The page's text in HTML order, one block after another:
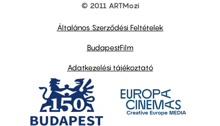
© 2011 ARTMozi
Általános Szerződési Feltételek
BudapestFilm
Adatkezelési tájékoztató